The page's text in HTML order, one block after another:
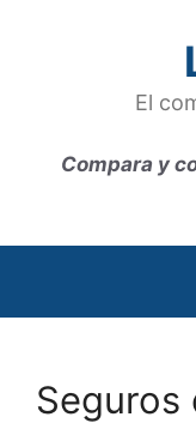
El
Compara y
Seguros